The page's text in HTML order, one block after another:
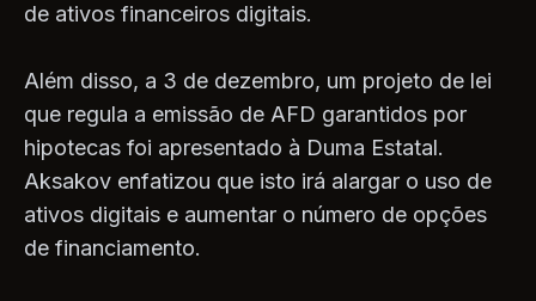
de ativos financeiros digitais.
Além disso, a 3 de dezembro, um projeto de lei
que regula a emissão de AFD garantidos por
hipotecas foi apresentado à Duma Estatal.
Aksakov enfatizou que isto irá alargar o uso de
ativos digitais e aumentar o número de opções
de financiamento.